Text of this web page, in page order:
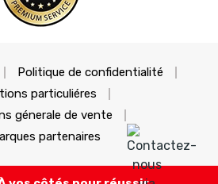
Politique de confidentialité
particuliéres
génerale de vente
partenaires